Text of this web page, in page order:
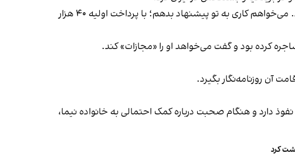
نیما به جوییش کرونیکل گفت: «به من گفت تو آدم محترمی هستی. خانواده‌ای در ایران داری که به حمایت تو نیاز دارند. می‌خواهم کاری به تو پیشنهاد بدهم؛ با پرداخت اولیه ۴۰ هزار
کرده بود و گفت می‌خواهد او را «مجازات» کند.
دارد و هنگام صحبت درباره کمک احتمالی به خانواده نیما،